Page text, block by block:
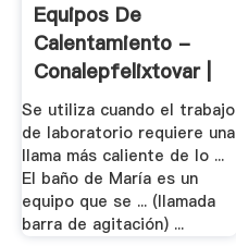
Equipos De
Calentamiento -
Conalepfelixtovar |
Smile! .
Se utiliza cuando el trabajo
de laboratorio requiere una
llama más caliente de lo ...
El baño de María es un
equipo que se ... (llamada
barra de agitación) ...